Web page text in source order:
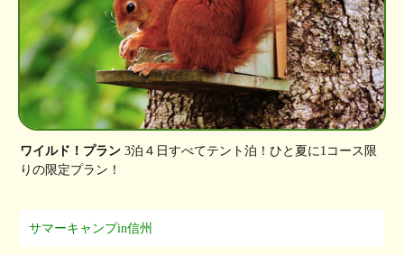
ワイルド！プラン3泊４日すべてテント泊！ひと夏に1コース限
りの限定プラン！
サマーキャンプin信州